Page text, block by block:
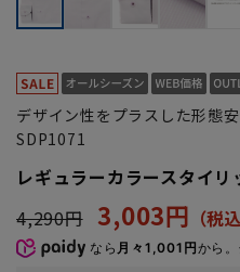
デザイン性をプラスした形態
SDP1071
レギュラーカラースタイリ
4,290円 3,003円
なら 月々1,001円から